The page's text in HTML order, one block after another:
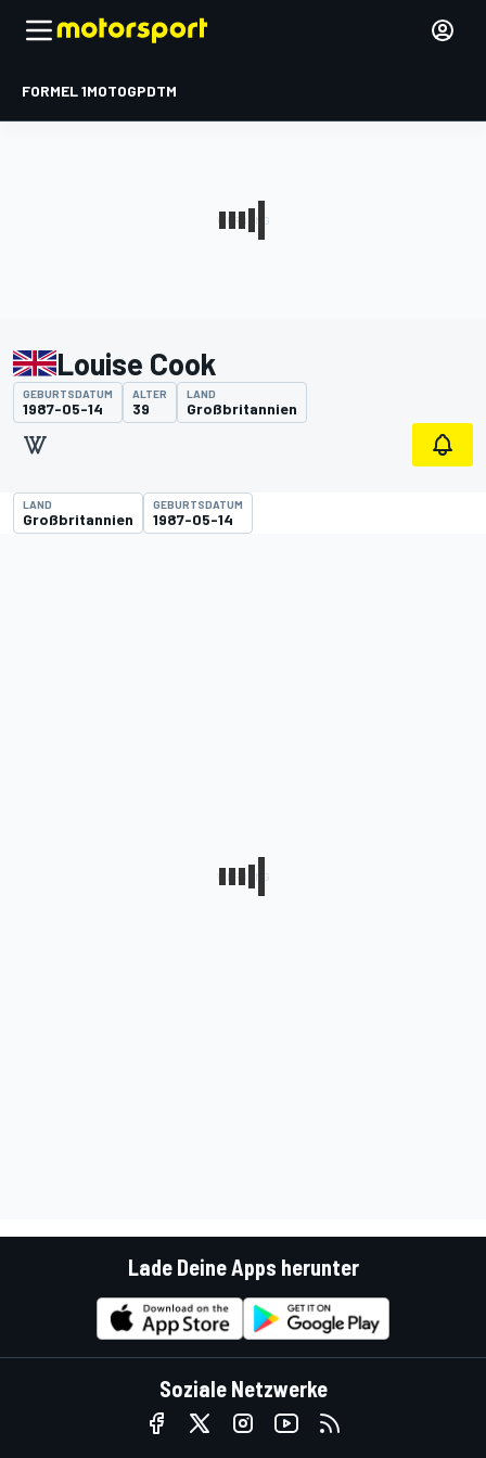
FORMEL 1MOTOGPDTM
Louise Cook
GEBURTSDATUM
1987-05-14
ALTER
39
LAND
Großbritannien
LAND
Großbritannien
GEBURTSDATUM
1987-05-14
Lade Deine Apps herunter
Soziale Netzwerke